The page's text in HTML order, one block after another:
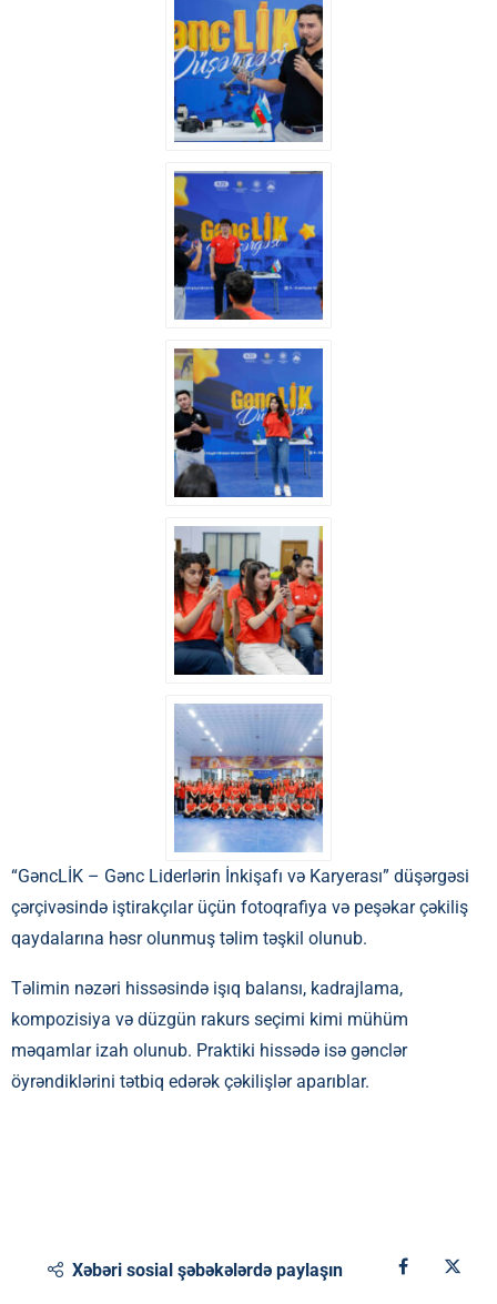
“GəncLİK – Gənc Liderlərin İnkişafı və Karyerası” düşərgəsi
çərçivəsində iştirakçılar üçün fotoqrafiya və peşəkar çəkiliş
qaydalarına həsr olunmuş təlim təşkil olunub.
Təlimin nəzəri hissəsində işıq balansı, kadrajlama,
kompozisiya və düzgün rakurs seçimi kimi mühüm
məqamlar izah olunub. Praktiki hissədə isə gənclər
öyrəndiklərini tətbiq edərək çəkilişlər aparıblar.
Xəbəri sosial şəbəkələrdə paylaşın